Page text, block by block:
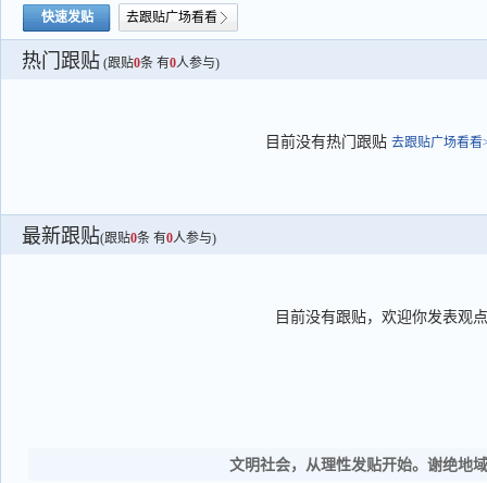
快速发贴 去跟贴广场看看
热门跟贴 (跟贴0条 有0人参与)
目前没有热门跟贴 去跟贴广场看看
最新跟贴(跟贴0条 有0人参与)
目前没有跟贴，欢迎你发表观点
文明社会，从理性发贴开始。谢绝地